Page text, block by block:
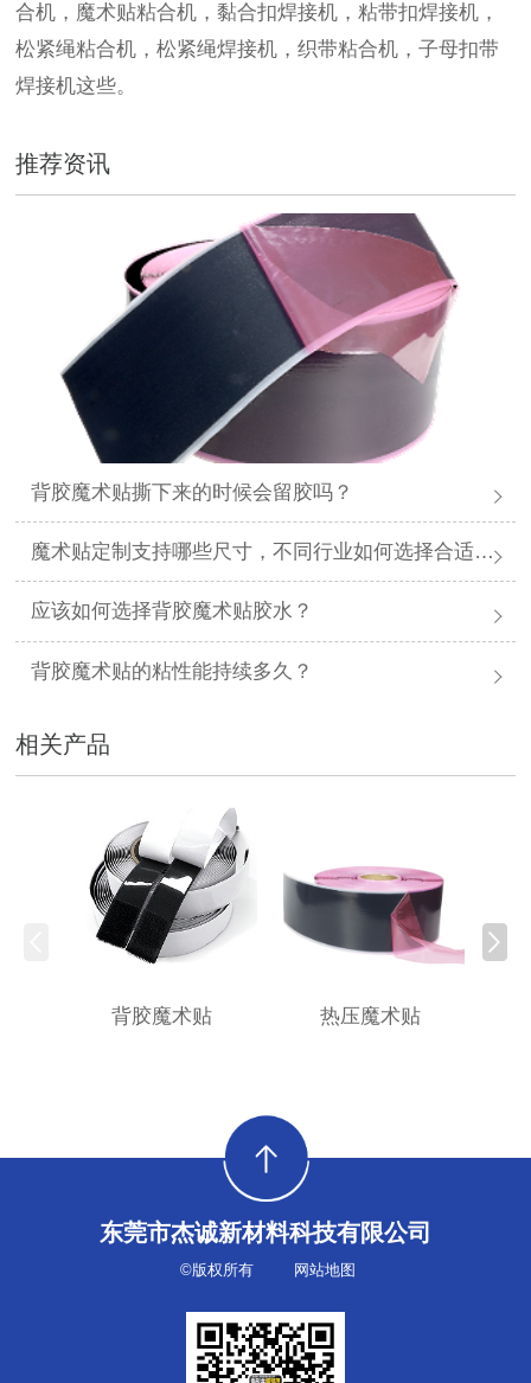
合机，魔术贴粘合机，黏合扣焊接机，粘带扣焊接机，
松紧绳粘合机，松紧绳焊接机，织带粘合机，子母扣带
焊接机这些。
推荐资讯
背胶魔术贴撕下来的时候会留胶吗？
魔术贴定制支持哪些尺寸，不同行业如何选择合适规格？
应该如何选择背胶魔术贴胶水？
背胶魔术贴的粘性能持续多久？
相关产品
背胶魔术贴 热压魔术贴
东莞市杰诚新材料科技有限公司
©版权所有 网站地图